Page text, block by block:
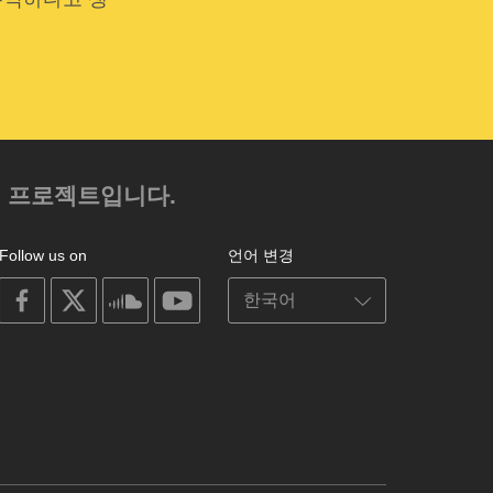
로젝트입니다.
언어 변경
Follow us on
on
facebook
soundcloudyoutube